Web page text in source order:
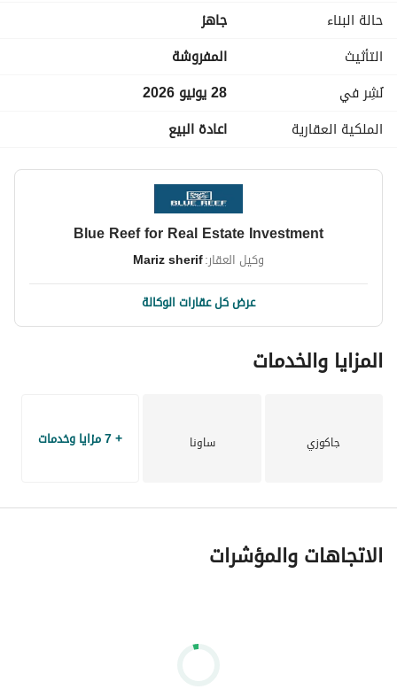
مرافق طبية ورعاية صحية
مناطق تجارية وأسواق داخل الكمبوند
أمن وحراسة
حالة البناء
جاهز
التأثيث
المفروشة
نُشِر في
28 يونيو 2026
الملكية العقارية
اعادة البيع
Blue Reef for Real Estate Investment
وكيل العقار:Mariz sherif
عرض كل عقارات الوكالة
المزايا والخدمات
جاكوزي ساونا + 7 مزايا وخدمات
الاتجاهات والمؤشرات